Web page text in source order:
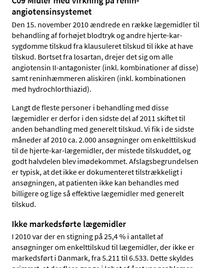
angiotensinsystemet
Den 15. november 2010 ændrede en række lægemidler til
behandling af forhøjet blodtryk og andre hjerte-kar-
sygdomme tilskud fra klausuleret tilskud til ikke at have
tilskud. Bortset fra losartan, drejer det sig om alle
angiotensin II-antagonister (inkl. kombinationer af disse)
samt reninhæmmeren aliskiren (inkl. kombinationen
med hydrochlorthiazid).
Langt de fleste personer i behandling med disse
lægemidler er derfor i den sidste del af 2011 skiftet til
anden behandling med generelt tilskud. Vi fik i de sidste
måneder af 2010 ca. 2.000 ansøgninger om enkelttilskud
til de hjerte-kar-lægemidler, der mistede tilskuddet, og
godt halvdelen blev imødekommet. Afslagsbegrundelsen
er typisk, at det ikke er dokumenteret tilstrækkeligt i
ansøgningen, at patienten ikke kan behandles med
billigere og lige så effektive lægemidler med generelt
tilskud.
Ikke markedsførte lægemidler
I 2010 var der en stigning på 25,4 % i antallet af
ansøgninger om enkelttilskud til lægemidler, der ikke er
markedsført i Danmark, fra 5.211 til 6.533. Dette skyldes